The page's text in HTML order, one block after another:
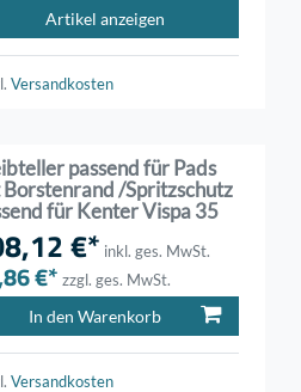
Artikel anzeigen
Versandkosten
passend für Pads
Borstenrand /Spritzschutz
für Kenter Vispa 35
€* inkl. ges. MwSt.
€* zzgl. ges. MwSt.
In den Warenkorb
Versandkosten